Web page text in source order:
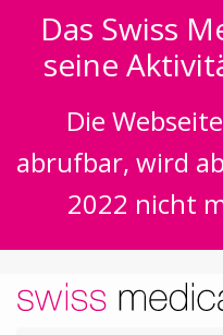
Das Swiss
seine
Die
abrufbar, wird
2022 nicht